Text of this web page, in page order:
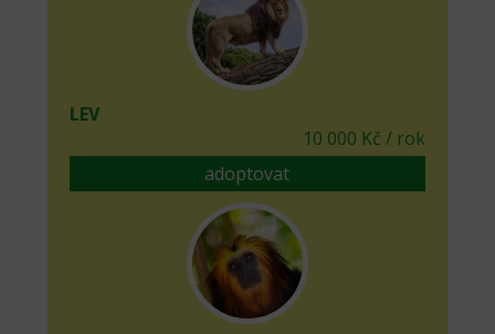
LEV
10 000 Kč / rok
adoptovat